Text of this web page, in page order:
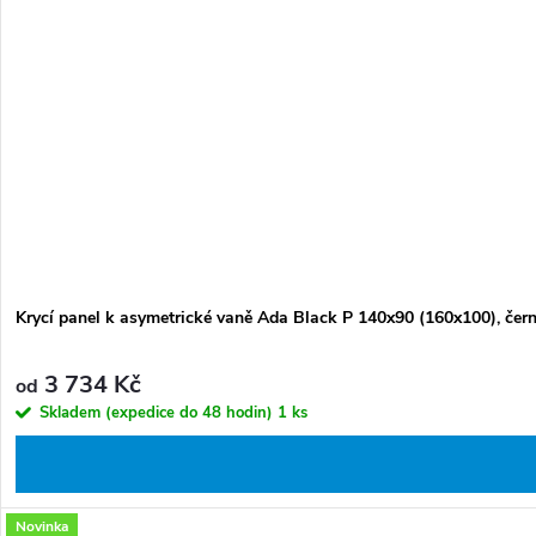
Krycí panel k asymetrické vaně Ada Black P 140x90 (160x100),
od 3 734 Kč
Skladem (expedice do 48 hodin) 1 ks
Novinka